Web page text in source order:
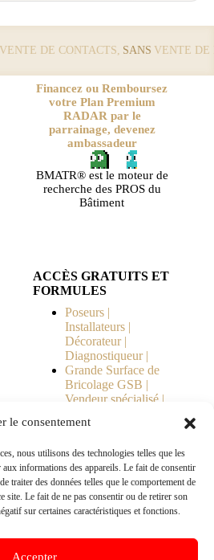
le consentement
nous utilisons des technologies telles que les
informations des appareils. Le fait de consentir
traiter des données telles que le comportement de
site. Le fait de ne pas consentir ou de retirer son
sur certaines caractéristiques et fonctions.
Accepter
DE CONTACTS, SANSVENTE DE
Financez ou Remboursez
votre Plan Premium
RADAR par le
parrainage, devenez
ambassadeur
BMATR® est le moteur de
recherche des PROS du
Bâtiment
ACCÈS GRATUITS ET
FORMULES
Poseurs |
Installateurs |
Décorateur |
Diagnostiqueur |
Grande Surface de
Bricolage GSB |
Vendeur spécialisé |
Copropriété | MOE |
en Travaux |
Fabricants | Marque |
réservés.